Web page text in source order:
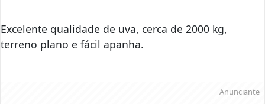
Excelente qualidade de uva, cerca de 2000 kg,
terreno plano e fácil apanha.
Anunciante